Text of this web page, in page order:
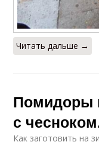
Читать дальше →
Помидоры
с
Как заготовить на